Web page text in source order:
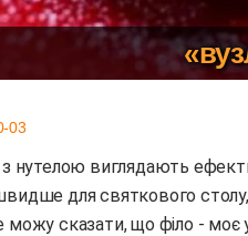
03
для святкового столу,
можу сказати, що філо - моє